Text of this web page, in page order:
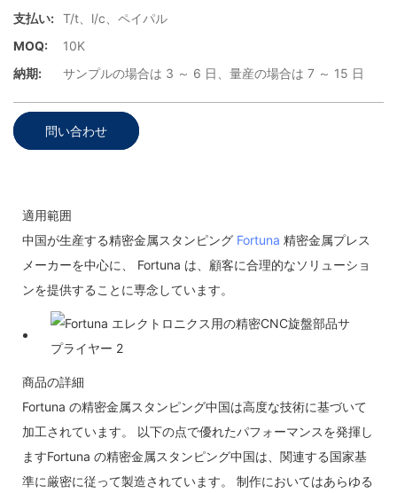
支払い: T/t、l/c、ペイパル
MOQ:
10K
納期:
サンプルの場合は 3 ～ 6 日、量産の場合は 7 ～ 15 日
問い合わせ
適用範囲
中国が生産する精密金属スタンピング Fortuna 精密金属プレス
メーカーを中心に、 Fortuna は、顧客に合理的なソリューショ
ンを提供することに専念しています。
商品の詳細
Fortuna の精密金属スタンピング中国は高度な技術に基づいて
加工されています。 以下の点で優れたパフォーマンスを発揮し
ますFortuna の精密金属スタンピング中国は、関連する国家基
準に厳密に従って製造されています。 制作においてはあらゆる